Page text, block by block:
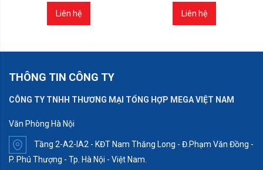
Liên hệ Liên hệ
THÔNG TIN CÔNG TY
CÔNG TY TNHH THƯƠNG MẠI TỔNG HỢP MEGA VIỆT NAM
Văn Phòng Hà Nội
Tầng 2-A2-IA2 - KĐT Nam Thăng Long - Đ.Phạm Văn Đồng -
P. Phú Thượng - Tp. Hà Nội - Việt Nam.